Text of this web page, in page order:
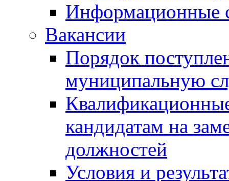
Информационные
Вакансии
Порядок
муниципальную
кандидатам на
должностей
Условия и